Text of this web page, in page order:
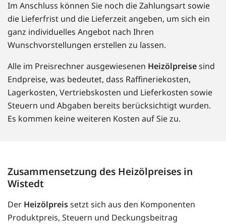
Im Anschluss können Sie noch die Zahlungsart sowie
die Lieferfrist und die Lieferzeit angeben, um sich ein
ganz individuelles Angebot nach Ihren
Wunschvorstellungen erstellen zu lassen.
Alle im Preisrechner ausgewiesenen Heizölpreisesind
Endpreise, was bedeutet, dass Raffineriekosten,
Lagerkosten, Vertriebskosten und Lieferkosten sowie
Steuern und Abgaben bereits berücksichtigt wurden.
Es kommen keine weiteren Kosten auf Sie zu.
Zusammensetzung des Heizölpreises in
Wistedt
Der Heizölpreissetzt sich aus den Komponenten
Produktpreis, Steuern und Deckungsbeitrag